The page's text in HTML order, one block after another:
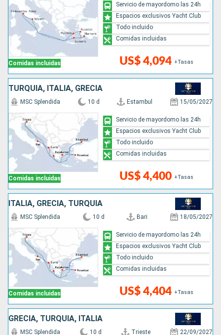
Comidas incluidas US$ 4,094 +Tasas
Servicio de mayordomo las 24h
Espacios exclusivos Yacht Club
Todo incluido
Comidas incluidas
TURQUÍA, ITALIA, GRECIA
Comidas incluidas
MSC Splendida 10 d Estambul 15/05/2027
US$ 4,400 +Tasas
Servicio de mayordomo las 24h
Espacios exclusivos Yacht Club
Todo incluido
Comidas incluidas
ITALIA, GRECIA, TURQUÍA
Comidas incluidas
MSC Splendida 10 d Bari 18/05/2027
US$ 4,404 +Tasas
Servicio de mayordomo las 24h
Espacios exclusivos Yacht Club
Todo incluido
Comidas incluidas
GRECIA, TURQUÍA, ITALIA
MSC Splendida 10 d Trieste 22/09/2027